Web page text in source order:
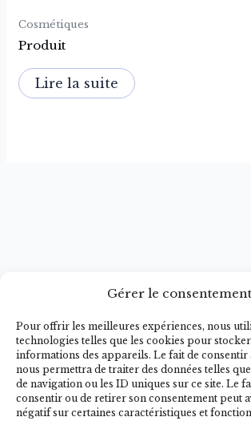
Gérer le consentement
Pour offrir les meilleures expériences, nous
technologies telles que les cookies pour
informations des appareils. Le fait de consentir
nous permettra de traiter des données telles
de navigation ou les ID uniques sur ce site. Le
consentir ou de retirer son consentement peut
négatif sur certaines caractéristiques et
Cosmétiques
Produit
Lire la suite
Conditions de vente
Politique de Cookies
FAQ
Mentions légales
Kristell – Éducatrice canine VAR |
Comportementaliste